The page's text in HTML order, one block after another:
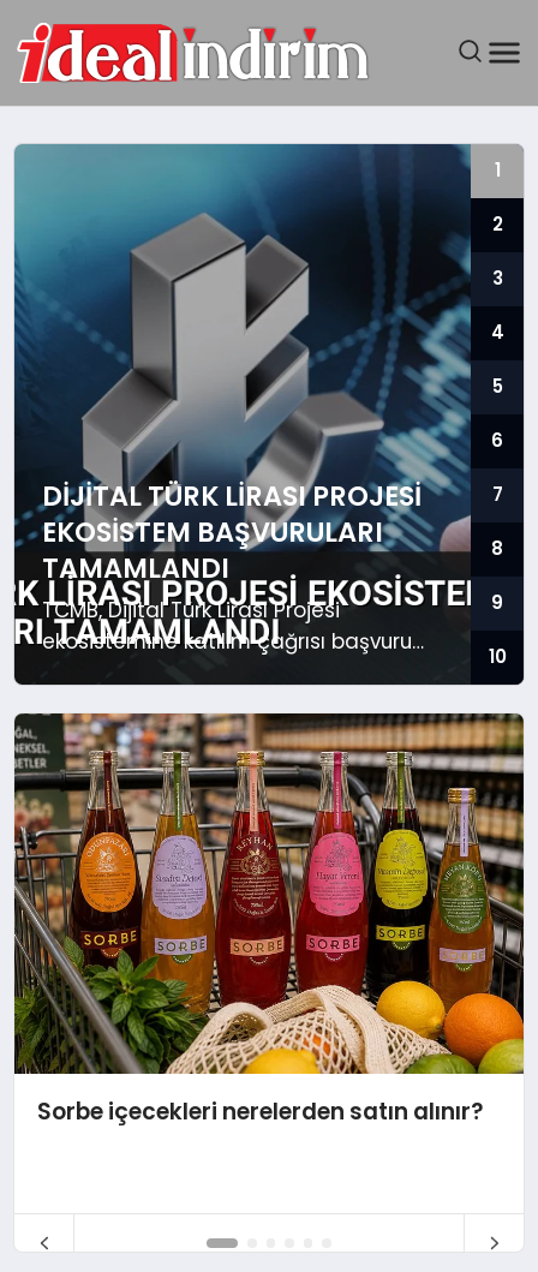
SEYAHAT
TEKNOLOJI
DIJITAL TÜRK LIRASI PROJESI
EKOSISTEM BAŞVURULARI
TAMAMLANDI
TCMB, Dijital Türk Lirası Projesi
ekosistemine katılım çağrısı başvuru
1
2
3
4
5
6
7
8
9
10
Sorbe içecekleri nerelerden satın alınır?